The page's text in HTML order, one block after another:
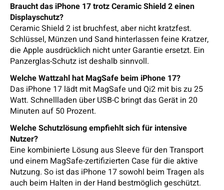
Braucht das iPhone 17 trotz Ceramic Shield 2 einen
Displayschutz?
Ceramic Shield 2 ist bruchfest, aber nicht kratzfest.
Schlüssel, Münzen und Sand hinterlassen feine Kratzer,
die Apple ausdrücklich nicht unter Garantie ersetzt. Ein
Panzerglas-Schutz ist deshalb sinnvoll.
Welche Wattzahl hat MagSafe beim iPhone 17?
Das iPhone 17 lädt mit MagSafe und Qi2 mit bis zu 25
Watt. Schnellladen über USB-C bringt das Gerät in 20
Minuten auf 50 Prozent.
Welche Schutzlösung empfiehlt sich für intensive
Nutzer?
Eine kombinierte Lösung aus Sleeve für den Transport
und einem MagSafe-zertifizierten Case für die aktive
Nutzung. So ist das iPhone 17 sowohl beim Tragen als
auch beim Halten in der Hand bestmöglich geschützt.